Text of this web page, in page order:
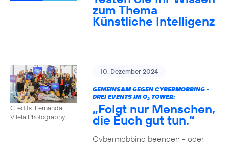
zum Thema
Künstliche Intelligenz
Credits: Fernanda
Vilela Photography
10. Dezember 2024
GEMEINSAM GEGEN CYBERMOBBING -
DREI EVENTS IM O2TOWER:
„Folgt nur Menschen,
die Euch gut tun.“
Cybermobbing beenden - oder